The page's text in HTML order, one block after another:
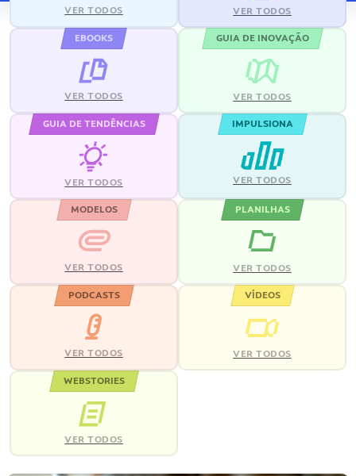
VER TODOS VER TODOS
EBOOKS
VER TODOS
GUIA DE INOVAÇÃO
VER TODOS
GUIA DE TENDÊNCIAS
VER TODOS
IMPULSIONA
VER TODOS
MODELOS
VER TODOS
PLANILHAS
VER TODOS
PODCASTS
VER TODOS
VÍDEOS
VER TODOS
WEBSTORIES
VER TODOS